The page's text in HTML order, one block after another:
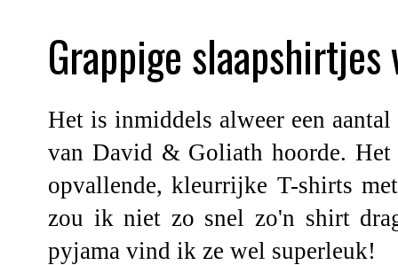
Grappige
Het is inmiddels alweer een
van David & Goliath hoorde.
opvallende, kleurrijke T-shirts
zou ik niet zo snel zo'n shirt
pyjama vind ik ze wel superleuk!